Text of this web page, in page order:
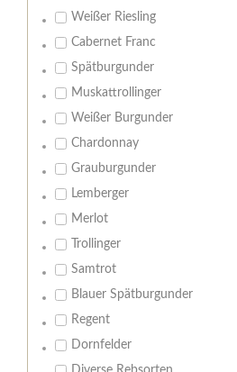
Weißer Riesling
Cabernet Franc
Spätburgunder
Muskattrollinger
Weißer Burgunder
Chardonnay
Grauburgunder
Lemberger
Merlot
Trollinger
Samtrot
Blauer Spätburgunder
Regent
Dornfelder